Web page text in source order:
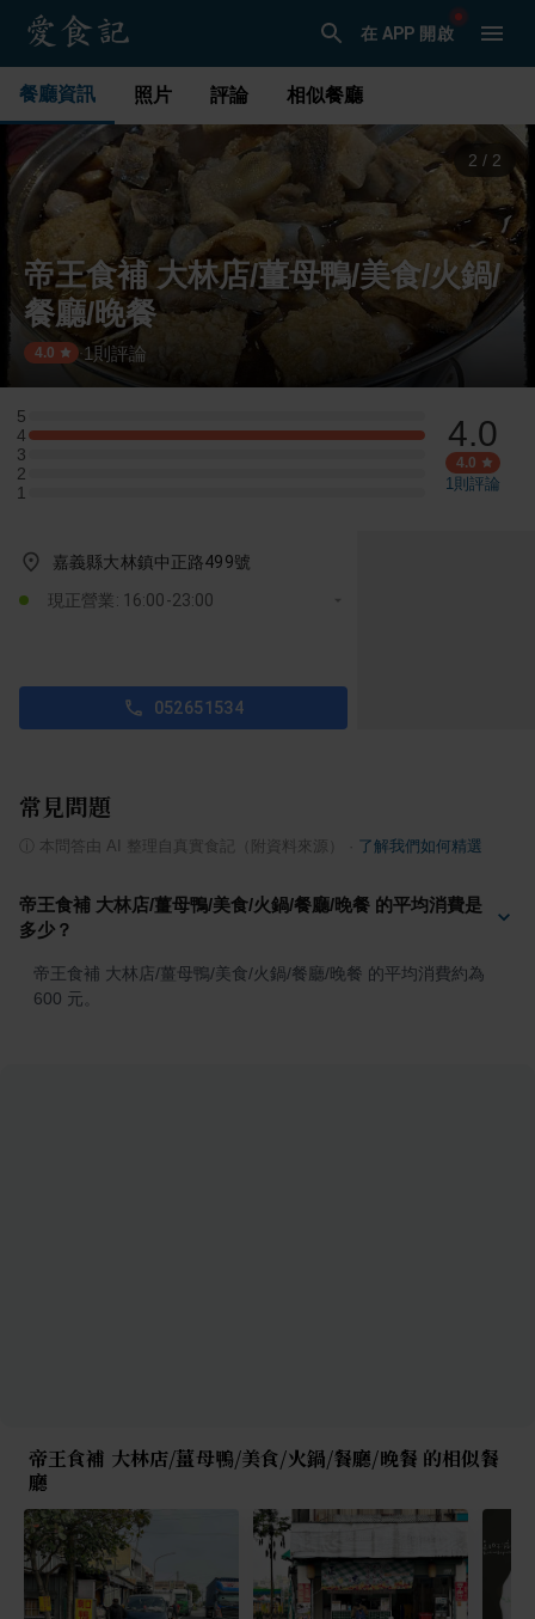
在 APP 開啟
餐廳資訊 照片 評論 相似餐廳
2 / 2
帝王食補 大林店/薑母鴨/美食/火鍋/
餐廳/晚餐
4.0 ·1則評論
5
5 星：0 則評論
4
4 星：1 則評論
3
3 星：0 則評論
2
2 星：0 則評論
1
1 星：0 則評論
4.0
4.0
1則評論
嘉義縣大林鎮中正路499號
現正營業: 16:00-23:00
052651534
常見問題
本問答由 AI 整理自真實食記（附資料來源） 了解我們如何精選
帝王食補 大林店/薑母鴨/美食/火鍋/餐廳/晚餐 的平均消費是
多少？
帝王食補 大林店/薑母鴨/美食/火鍋/餐廳/晚餐 的平均消費約為
600 元。
帝王食補 大林店/薑母鴨/美食/火鍋/餐廳/晚餐 的相似餐
廳